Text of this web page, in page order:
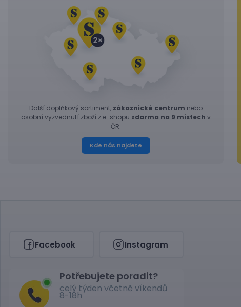
Další doplňkový sortiment, zákaznické centrum nebo
osobní vyzvednutí zboží z e-shopu zdarma na 9 místech v
ČR.
Kde nás najdete
Facebook Instagram
Potřebujete poradit?
celý týden včetně víkendů
8-18h